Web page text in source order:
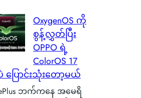
န
ဂါ
း
တ
ကေ
ာ
B
a
t
t
r
စ
င်
စ
စ်
ဖြ
စ်
ကြေ
OxygenOS ကို
စွန့်လွှတ်ပြီး
OPPO ရဲ့
ColorOS 17
ပြောင်းသုံးတော့မယ်
ဘက်ကနေ အမေရိ